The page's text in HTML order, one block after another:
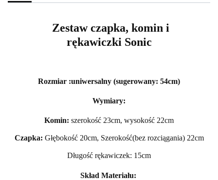
Zestaw czapka, komin i
rękawiczki Sonic
Rozmiar :uniwersalny (sugerowany: 54cm)
Wymiary:
Komin: szerokość 23cm, wysokość 22cm
Czapka: Głębokość 20cm, Szerokość(bez rozciągania) 22cm
Długość rękawiczek: 15cm
Skład Materiału: